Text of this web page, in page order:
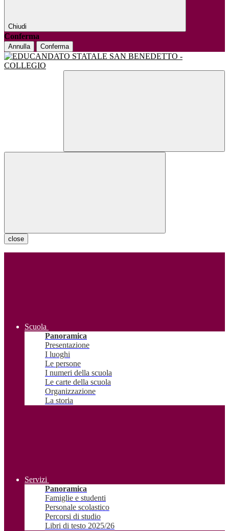
Chiudi
Conferma
Annulla Conferma
close
Scuola
Panoramica
Presentazione
I luoghi
Le persone
I numeri della scuola
Le carte della scuola
Organizzazione
La storia
Servizi
Panoramica
Famiglie e studenti
Personale scolastico
Percorsi di studio
Libri di testo 2025/26